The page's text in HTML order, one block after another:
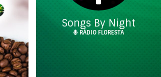
Songs By Night
RÁDIO FLORESTA